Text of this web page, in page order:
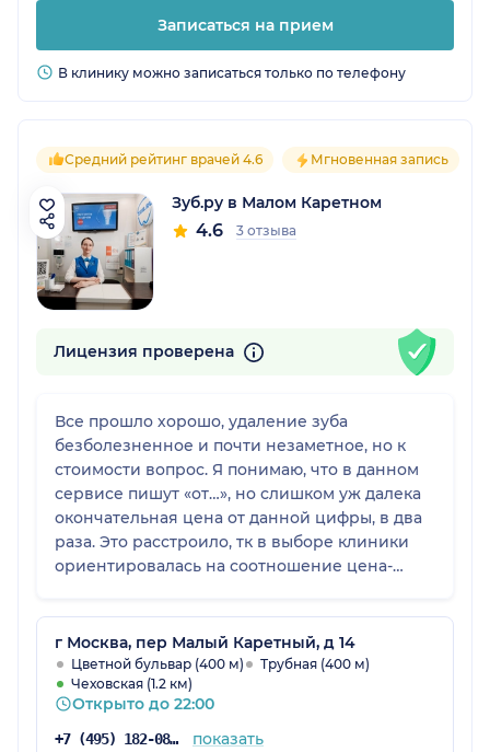
Записаться на прием
В клинику можно записаться только по телефону
Средний рейтинг врачей 4.6 Мгновенная запись
Зуб.ру в Малом Каретном
4.6 3 отзыва
Лицензия проверена
Все прошло хорошо, удаление зуба
безболезненное и почти незаметное, но к
стоимости вопрос. Я понимаю, что в данном
сервисе пишут «от…», но слишком уж далека
окончательная цена от данной цифры, в два
раза. Это расстроило, тк в выборе клиники
ориентировалась на соотношение цена-
г Москва, пер Малый Каретный, д 14
Цветной бульвар (400 м)
Трубная (400 м)
Чеховская (1.2 км)
Открыто до 22:00
+7 (495) 182-08-75 показать